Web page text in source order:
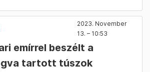
2023. November
13. – 10:53
emírrel beszélt a
tartott túszok